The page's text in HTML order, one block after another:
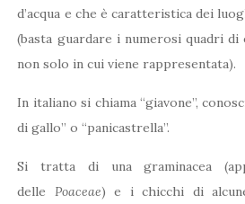
d’acqua e che è caratteristica dei
(basta guardare i numerosi quadri
non solo in cui viene rappresentata).
In italiano si chiama “giavone”,
di gallo” o “panicastrella”.
Si tratta di una graminacea
delle Poaceae) e ichicchi di